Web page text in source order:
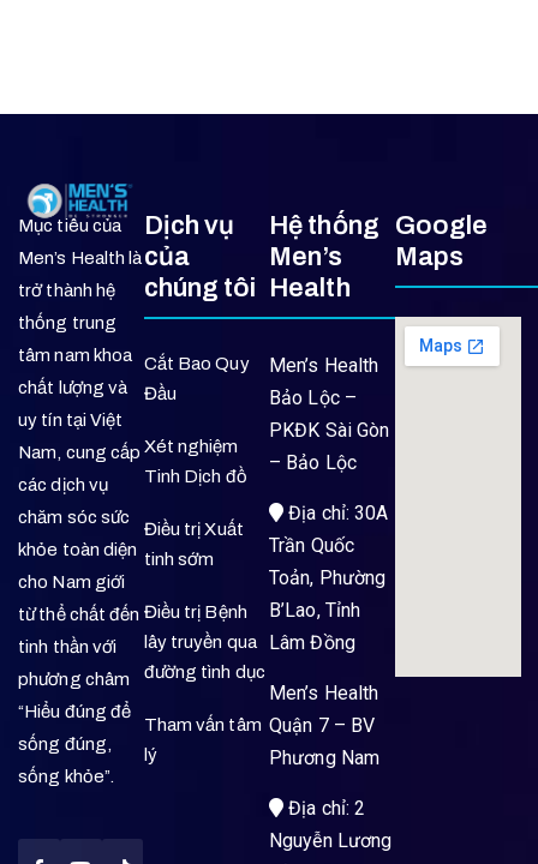
Mục tiêu của
Men’s Health là
trở thành hệ
thống trung
tâm nam khoa
chất lượng và
uy tín tại Việt
Nam, cung cấp
các dịch vụ
chăm sóc sức
khỏe toàn diện
cho Nam giới
từ thể chất đến
tinh thần với
phương châm
“Hiểu đúng để
sống đúng,
sống khỏe”.
Dịch vụ
của
chúng tôi
Cắt Bao Quy
Đầu
Xét nghiệm
Tinh Dịch đồ
Điều trị Xuất
tinh sớm
Điều trị Bệnh
lây truyền qua
đường tình dục
Tham vấn tâm
lý
Hệ thống
Men’s
Health
Men’s Health
Bảo Lộc –
PKĐK Sài Gòn
– Bảo Lộc
Địa chỉ: 30A
Trần Quốc
Toản, Phường
B’Lao, Tỉnh
Lâm Đồng
Men’s Health
Quận 7 – BV
Phương Nam
Địa chỉ: 2
Nguyễn Lương
Google
Maps